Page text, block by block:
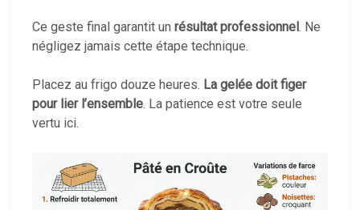
Ce geste final garantit un résultat professionnel. Ne
négligez jamais cette étape technique.
Placez au frigo douze heures. La gelée doit figer
pour lier l’ensemble. La patience est votre seule
vertu ici.